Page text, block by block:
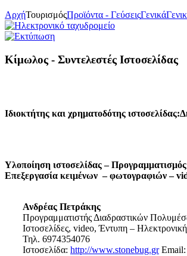
ΑρχήΤουρισμόςΠροϊόντα - ΓεύσειςΓενικά
Κίμωλος - Συντελεστές Ιστοσελίδας
Ιδιοκτήτης και χρηματοδότης
Υλοποίηση ιστοσελίδας – Προγραμματισμός
Επεξεργασία κειμένων – φωτογραφιών –
Ανδρέας Πετράκης
Προγραμματιστής Διαδραστικών
Ιστοσελίδες, video, Έντυπη –
Τηλ. 6974354076
Ιστοσελίδα: http://www.stonebug.grEmail: